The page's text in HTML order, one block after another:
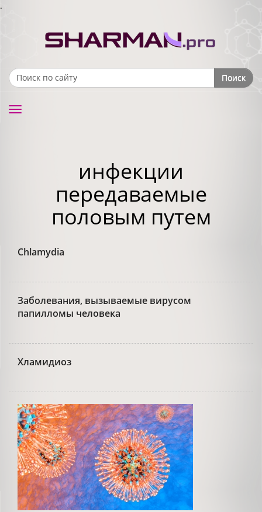
.
Search form Поиск
Toggle
инфекции
передаваемые
половым путем
Chlamydia
Заболевания, вызываемые вирусом
папилломы человека
Хламидиоз